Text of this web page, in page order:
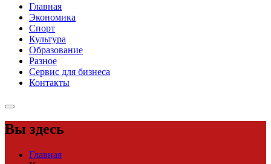
Главная
Экономика
Спорт
Культура
Образование
Разное
Сервис для бизнеса
Контакты
Вы здесь
Главная